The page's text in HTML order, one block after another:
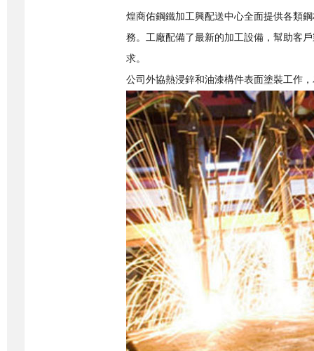
煌商佑鋼鐵加工興配送中心全面提供各類
務。工廠配備了最新的加工設備，幫助客
求。
公司外協熱浸鋅和油漆構件表面塗裝工作